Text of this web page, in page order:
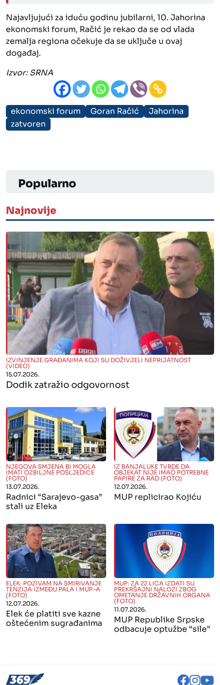
Najavljujući za iduću godinu jubilarni, 10. Jahorina
ekonomski forum, Račić je rekao da se od vlada
zemalja regiona očekuje da se uključe u ovaj
događaj.
Izvor:SRNA
ekonomski forum Goran Račić
Jahorina
zatvoren
Popularno
Najnovije
" alt="">
IZVINJENJE GRAĐANIMA KOJI SU DOŽIVJELI NEPRIJATNOST
(VIDEO)
15.07.2026.
Dodik zatražio odgovornost
" alt="">
NJEGOVA SMJENA BI MOGLA
IMATI OZBILJNE POSLJEDICE
(FOTO)
13.07.2026.
Radnici “Sarajevo-gasa”
stali uz Eleka
" alt="">
IZ BANJALUKE TVRDE DA
OBJEKAT NIJE IMAO POTREBNE
PAPIRE ZA RAD (FOTO)
12.07.2026.
MUP replicirao Kojiću
" alt="">
ELEK: POZIVAM NA SMIRIVANJE
TENZIJA IZMEĐU PALA I MUP-A
(FOTO)
12.07.2026.
Elek će platiti sve kazne
oštećenim sugrađanima
" alt="">
MUP: ZA 22 LICA IZDATI SU
PREKRŠAJNI NALOZI ZBOG
OMETANJE DRŽAVNIH ORGANA
(FOTO)
11.07.2026.
MUP Republike Srpske
odbacuje optužbe “sile”